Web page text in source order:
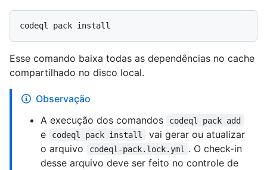
Esse comando baixa todas as dependências no cache
compartilhado no disco local.
Observação
A execução dos comandos
codeql pack add
e codeql pack install
vai gerar ou atualizar
o arquivo
codeql-pack.lock.yml
. O check-in
desse arquivo deve ser feito no controle de